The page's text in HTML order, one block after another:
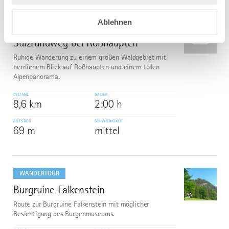
Ablehnen
5
Sulzrundweg bei Roßhaupten
Ruhige Wanderung zu einem großen Waldgebiet mit
herrlichem Blick auf Roßhaupten und einem tollen
Alpenpanorama.
DISTANZ
8,6 km
DAUER
2:00 h
AUFSTIEG
69 m
SCHWIERIGKEIT
mittel
WANDERTOUR
6
Burgruine Falkenstein
©
Route zur Burgruine Falkenstein mit möglicher
Besichtigung des Burgenmuseums.
dazu